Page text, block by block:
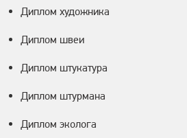
Диплом художника
Диплом швеи
Диплом штукатура
Диплом штурмана
Диплом эколога